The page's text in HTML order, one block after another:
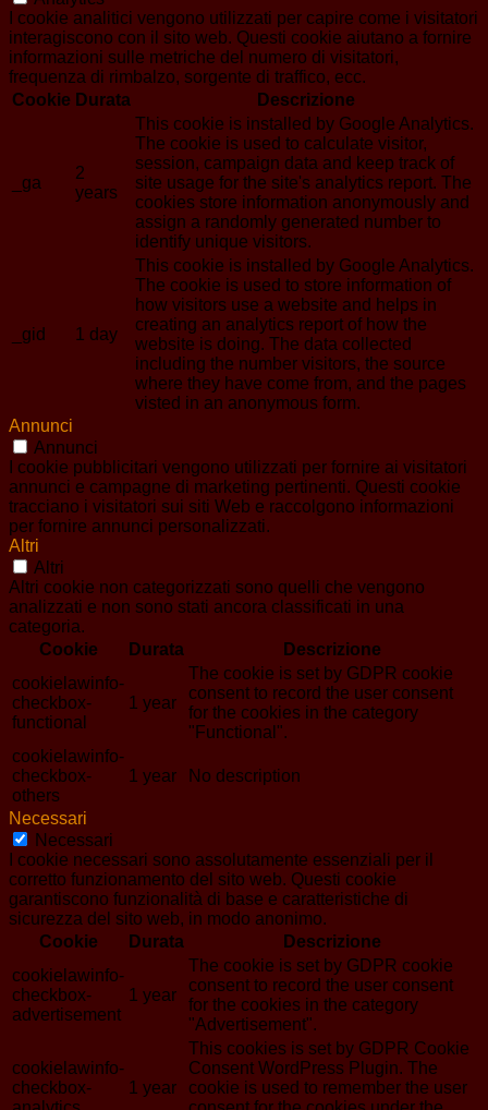
I cookie analitici vengono utilizzati per capire come i visitatori
interagiscono con il sito web. Questi cookie aiutano a fornire
informazioni sulle metriche del numero di visitatori,
frequenza di rimbalzo, sorgente di traffico, ecc.
Cookie Durata Descrizione
_ga
2
years
This cookie is installed by Google Analytics.
The cookie is used to calculate visitor,
session, campaign data and keep track of
site usage for the site's analytics report. The
cookies store information anonymously and
assign a randomly generated number to
identify unique visitors.
_gid 1 day
This cookie is installed by Google Analytics.
The cookie is used to store information of
how visitors use a website and helps in
creating an analytics report of how the
website is doing. The data collected
including the number visitors, the source
where they have come from, and the pages
visted in an anonymous form.
Annunci
Annunci
I cookie pubblicitari vengono utilizzati per fornire ai visitatori
annunci e campagne di marketing pertinenti. Questi cookie
tracciano i visitatori sui siti Web e raccolgono informazioni
per fornire annunci personalizzati.
Altri
Altri
Altri cookie non categorizzati sono quelli che vengono
analizzati e non sono stati ancora classificati in una
categoria.
Cookie
Durata
Descrizione
cookielawinfo-
checkbox-
functional
1 year
The cookie is set by GDPR cookie
consent to record the user consent
for the cookies in the category
"Functional".
cookielawinfo-
checkbox-
others
1 year No description
Necessari
Necessari
I cookie necessari sono assolutamente essenziali per il
corretto funzionamento del sito web. Questi cookie
garantiscono funzionalità di base e caratteristiche di
sicurezza del sito web, in modo anonimo.
Cookie
Durata
Descrizione
cookielawinfo-
checkbox-
advertisement
1 year
The cookie is set by GDPR cookie
consent to record the user consent
for the cookies in the category
"Advertisement".
cookielawinfo-
checkbox-
1 year
This cookies is set by GDPR Cookie
Consent WordPress Plugin. The
cookie is used to remember the user